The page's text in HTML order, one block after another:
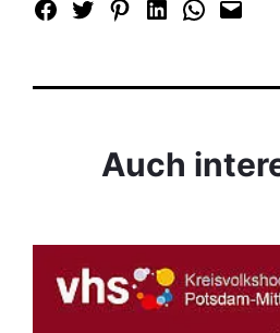
Auch